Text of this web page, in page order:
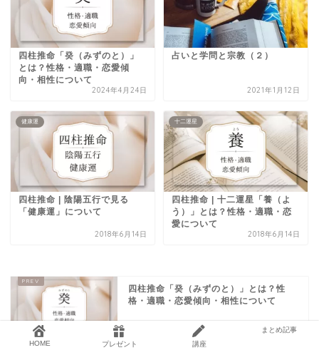
四柱推命「癸（みずのと）」
とは？性格・適職・恋愛傾
向・相性について
2024年4月24日
占いと学問と宗教（２）
2021年1月12日
健康運
四柱推命 | 陰陽五行で見る
「健康運」について
2018年6月14日
十二運星
四柱推命 | 十二運星「養（よ
う）」とは？性格・適職・恋
愛について
2018年6月14日
四柱推命「癸（みずのと）」とは？性
格・適職・恋愛傾向・相性について
HOME プレゼント 講座
まとめ記事